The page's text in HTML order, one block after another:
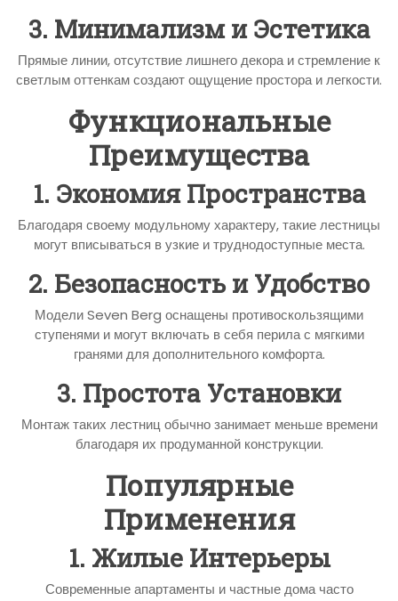
3. Минимализм и Эстетика
Прямые линии, отсутствие лишнего декора и стремление к
светлым оттенкам создают ощущение простора и легкости.
Функциональные
Преимущества
1. Экономия Пространства
Благодаря своему модульному характеру, такие лестницы
могут вписываться в узкие и труднодоступные места.
2. Безопасность и Удобство
Модели Seven Berg оснащены противоскользящими
ступенями и могут включать в себя перила с мягкими
гранями для дополнительного комфорта.
3. Простота Установки
Монтаж таких лестниц обычно занимает меньше времени
благодаря их продуманной конструкции.
Популярные
Применения
1. Жилые Интерьеры
Современные апартаменты и частные дома часто